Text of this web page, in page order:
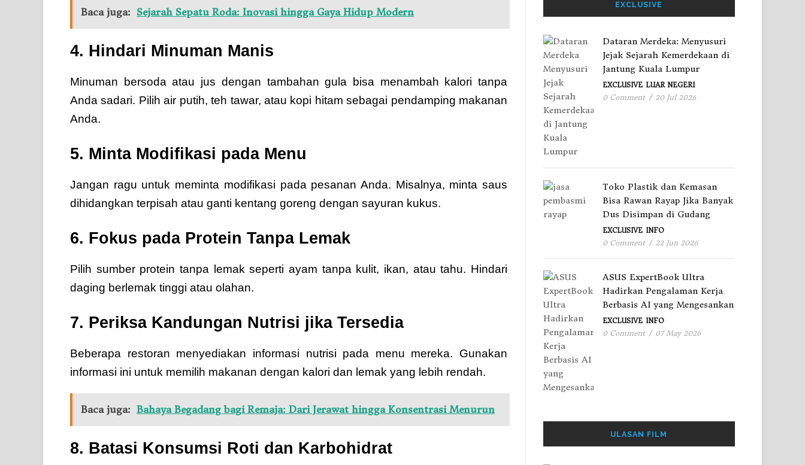
Baca juga: Sejarah Sepatu Roda: Inovasi hingga Gaya Hidup Modern
4. Hindari Minuman Manis
Minuman bersoda atau jus dengan tambahan gula bisa menambah kalori tanpa
Anda sadari. Pilih air putih, teh tawar, atau kopi hitam sebagai pendamping makanan
Anda.
5. Minta Modifikasi pada Menu
Jangan ragu untuk meminta modifikasi pada pesanan Anda. Misalnya, minta saus
dihidangkan terpisah atau ganti kentang goreng dengan sayuran kukus.
6. Fokus pada Protein Tanpa Lemak
Pilih sumber protein tanpa lemak seperti ayam tanpa kulit, ikan, atau tahu. Hindari
daging berlemak tinggi atau olahan.
7. Periksa Kandungan Nutrisi jika Tersedia
Beberapa restoran menyediakan informasi nutrisi pada menu mereka. Gunakan
informasi ini untuk memilih makanan dengan kalori dan lemak yang lebih rendah.
Baca juga: Bahaya Begadang bagi Remaja: Dari Jerawat hingga Konsentrasi Menurun
8. Batasi Konsumsi Roti dan Karbohidrat
EXCLUSIVE
Dataran Merdeka: Menyusuri
Jejak Sejarah Kemerdekaan di
Jantung Kuala Lumpur
EXCLUSIVE LUAR NEGERI
0 Comment / 20 Jul 2026
Toko Plastik dan Kemasan
Bisa Rawan Rayap Jika Banyak
Dus Disimpan di Gudang
EXCLUSIVE INFO
0 Comment / 22 Jun 2026
ASUS ExpertBook Ultra
Hadirkan Pengalaman Kerja
Berbasis AI yang Mengesankan
EXCLUSIVE INFO
0 Comment / 07 May 2026
ULASAN FILM